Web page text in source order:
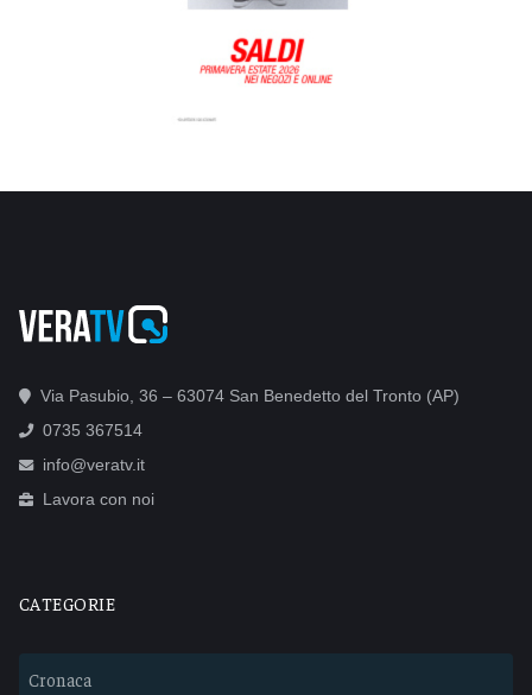
Via Pasubio, 36 – 63074 San Benedetto del Tronto (AP)
0735 367514
info@veratv.it
Lavora con noi
CATEGORIE
Cronaca